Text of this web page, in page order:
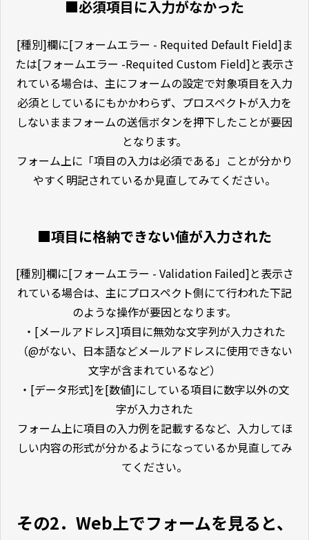
■必須項目に入力がなかった
[種別]欄に[フォームエラー - Requited Default Field]ま
たは[フォームエラー -Requited Custom Field]と表示さ
れている場合は、主にフォームの設定で対象項目を入力
必須としているにもかかわらず、プロスペクトが入力を
しないままフォームの送信ボタンを押下したことが要因
となります。
フォーム上に「項目の入力は必須である」ことが分かり
やすく明記されているか見直してみてください。
■項目に格納できない値が入力された
[種別]欄に[フォームエラー - Validation Failed]と表示さ
れている場合は、主にプロスペクト側にて行われた下記
のような操作が要因となります。
・[メールアドレス]項目に無効な文字列が入力された
（@がない、日本語などメールアドレスに使用できない
文字が含まれているなど）
・[データ形式]を[数値]にしている項目に数字以外の文
字が入力された
フォーム上に項目の入力例を記載するなど、入力してほ
しい内容の形式が分かるようになっているか見直してみ
てください。
その2．Web上でフォームを見ると、